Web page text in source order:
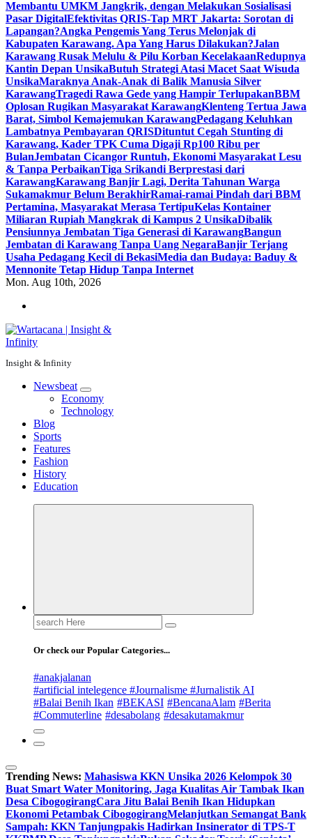
Membantu UMKM Jangkrik, dengan Melakukan Sosialisasi
Pasar DigitalEfektivitas QRIS-Tap MRT Jakarta: Sorotan di
Lapangan?Angka Pengemis Yang Terus Melonjak di
Kabupaten Karawang. Apa Yang Harus Dilakukan?Jalan
Karawang Rusak Melulu & Pilu Korban KecelakaanRedupnya
Kantin Depan UnsikaButuh Strategi Atasi Macet Saat Wisuda
UnsikaMaraknya Anak-Anak di Balik Manusia Silver
KarawangTragedi Rawa Gede yang Hampir TerlupakanBBM
Oplosan Rugikan Masyarakat KarawangKlenteng Tertua Jawa
Barat, Simbol Kemajemukan KarawangPedagang Keluhkan
Lambatnya Pembayaran QRISDituntut Cegah Stunting di
Karawang, Kader TPK Cuma Digaji Rp100 Ribu per
BulanJembatan Cicangor Runtuh, Ekonomi Masyarakat Lesu
& Tanpa PerbaikanTiga Srikandi Berprestasi dari
KarawangKarawang Banjir Lagi, Derita Tahunan Warga
Sukamakmur Belum BerakhirRamai-ramai Pindah dari BBM
Pertamina, Masyarakat Merasa TertipuKelas Kontainer
Miliaran Rupiah Mangkrak di Kampus 2 UnsikaDibalik
Pensiunnya Jembatan Tiga Generasi di KarawangBangun
Jembatan di Karawang Tanpa Uang NegaraBanjir Terjang
Usaha Pedagang Kecil di BekasiMedia dan Budaya: Baduy &
Mennonite Tetap Hidup Tanpa Internet
Mon. Aug 10th, 2026
Insight & Infinity
Newsbeat
Economy
Technology
Blog
Sports
Features
Fashion
History
Education
Search
for:
Or check our Popular Categories...
#anakjalanan
#artificial intelegence #Journalisme #Jurnalistik AI
#Balai Benih Ikan #BEKASI #BencanaAlam #Berita
#Commuterline #desabolang #desakutamakmur
Trending News: Mahasiswa KKN Unsika 2026 Kelompok 30
Buat Smart Water Monitoring, Jaga Kualitas Air Tambak Ikan
Desa CibogogirangCara Jitu Balai Benih Ikan Hidupkan
Ekonomi Petambak CibogogirangMelanjutkan Semangat Bank
Sampah: KKN Tanjungpakis Hadirkan Insinerator di TPS-T